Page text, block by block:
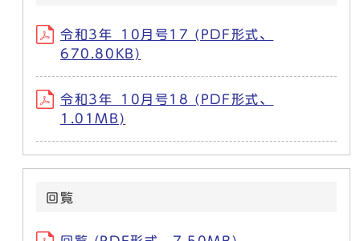
令和3年_10月号17 (PDF形式、
670.80KB)
令和3年_10月号18 (PDF形式、
1.01MB)
回覧